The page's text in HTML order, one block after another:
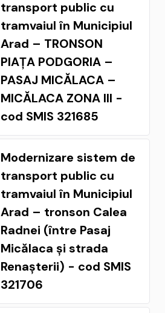
transport public cu
tramvaiul în Municipiul
Arad – TRONSON
PIAȚA PODGORIA –
PASAJ MICĂLACA –
MICĂLACA ZONA III -
cod SMIS 321685
Modernizare sistem de
transport public cu
tramvaiul în Municipiul
Arad – tronson Calea
Radnei (între Pasaj
Micălaca și strada
Renașterii) - cod SMIS
321706